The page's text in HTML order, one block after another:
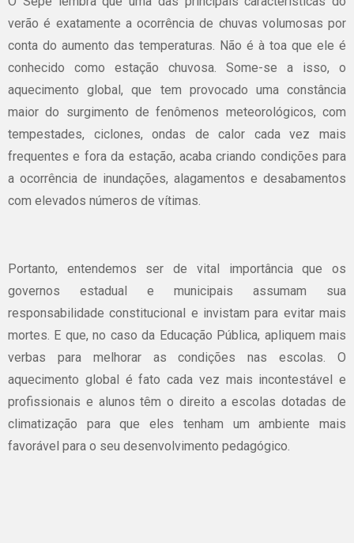
verão é exatamente a ocorrência de chuvas volumosas por
conta do aumento das temperaturas. Não é à toa que ele é
conhecido como estação chuvosa. Some-se a isso, o
aquecimento global, que tem provocado uma constância
maior do surgimento de fenômenos meteorológicos, com
tempestades, ciclones, ondas de calor cada vez mais
frequentes e fora da estação, acaba criando condições para
a ocorrência de inundações, alagamentos e desabamentos
com elevados números de vítimas.
Portanto, entendemos ser de vital importância que os
governos estadual e municipais assumam sua
responsabilidade constitucional e invistam para evitar mais
mortes. E que, no caso da Educação Pública, apliquem mais
verbas para melhorar as condições nas escolas. O
aquecimento global é fato cada vez mais incontestável e
profissionais e alunos têm o direito a escolas dotadas de
climatização para que eles tenham um ambiente mais
favorável para o seu desenvolvimento pedagógico.